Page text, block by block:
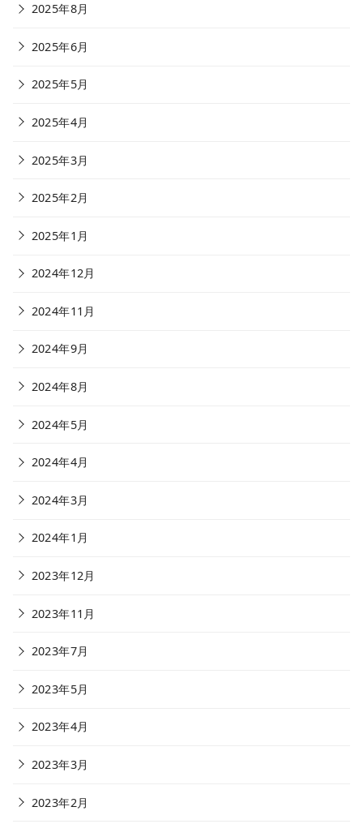
2025年8月
2025年6月
2025年5月
2025年4月
2025年3月
2025年2月
2025年1月
2024年12月
2024年11月
2024年9月
2024年8月
2024年5月
2024年4月
2024年3月
2024年1月
2023年12月
2023年11月
2023年7月
2023年5月
2023年4月
2023年3月
2023年2月